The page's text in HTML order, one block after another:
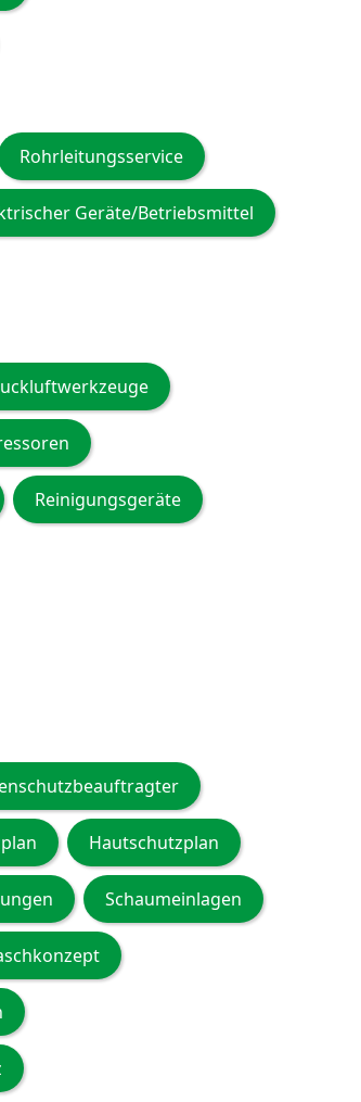
Rohrleitungsservice
Geräte/Betriebsmittel
Reinigungsgeräte
Hautschutzplan
Schaumeinlagen